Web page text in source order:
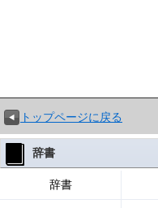
トップページに戻る
辞書
辞書